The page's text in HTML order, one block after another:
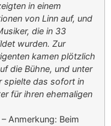
in einem
von Linn auf, und
die in 33
wurden. Zur
kamen plötzlich
die Bühne, und unter
spielte das sofort in
für ihren ehemaligen
Anmerkung: Beim